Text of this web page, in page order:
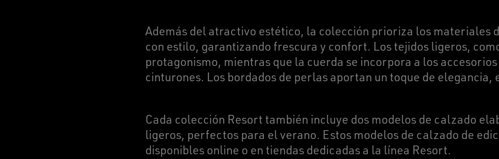
Además del atractivo estético, la colección prioriza los materiales
con estilo, garantizando frescura y confort. Los tejidos ligeros,
protagonismo, mientras que la cuerda se incorpora a los
cinturones. Los bordados de perlas aportan un toque de elegancia,
Cada colección Resort también incluye dos modelos de calzado
ligeros, perfectos para el verano. Estos modelos de calzado de
disponibles online o en tiendas dedicadas a la línea Resort.